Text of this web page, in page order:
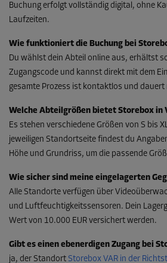
Buchung erfolgt vollständig digital, ohne
Laufzeiten.
Wie funktioniert die Buchung bei
Du wählst dein Abteil online aus, erhältst
Zugangscode und kannst direkt mit dem
gesamte Prozess ist kontaktlos und dauert
Welche Abteilgrößen bietet Storebox in
Es stehen verschiedene Größen von S bis
jeweiligen Standortseite findest du
Höhe und Grundriss, um die passende
Wie sicher sind meine eingelagerten
Alle Standorte verfügen über
und Luftfeuchtigkeitssensoren. Dein
Wert von 10.000 EUR versichert werden.
Gibt es einen ebenerdigen Zugang bei
ja, der Standort Storebox VAR in der